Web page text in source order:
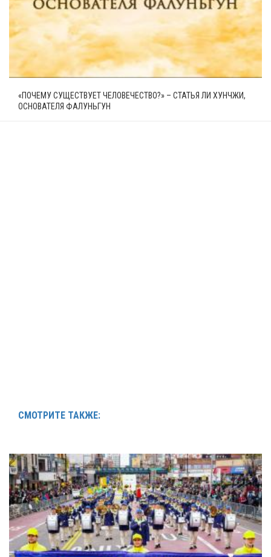
«ПОЧЕМУ СУЩЕСТВУЕТ ЧЕЛОВЕЧЕСТВО?» – СТАТЬЯ ЛИ ХУНЧЖИ,
ОСНОВАТЕЛЯ ФАЛУНЬГУН
СМОТРИТЕ ТАКЖЕ: